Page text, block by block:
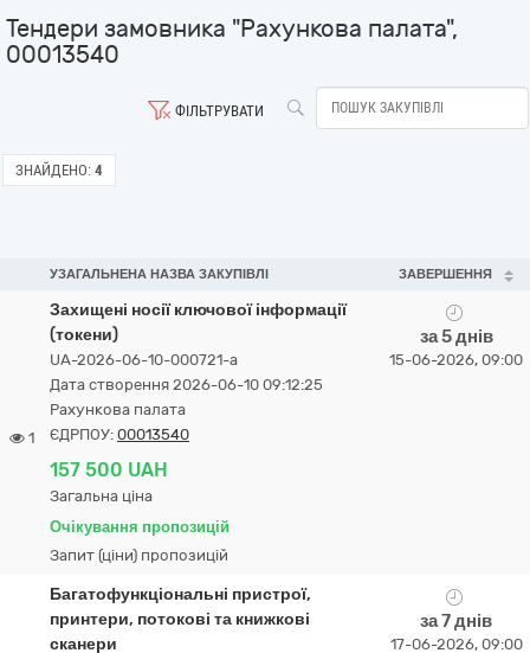
Тендери замовника "Рахункова палата",
00013540
ФІЛЬТРУВАТИ
ЗНАЙДЕНО: 4
УЗАГАЛЬНЕНА НАЗВА ЗАКУПІВЛІ ЗАВЕРШЕННЯ
1
Захищені носії ключової інформації
(токени)
UA-2026-06-10-000721-a
Дата створення 2026-06-10 09:12:25
Рахункова палата
ЄДРПОУ: 00013540
157 500 UAH
Загальна ціна
Очікування пропозицій
Запит (ціни) пропозицій
за 5 днів
15-06-2026, 09:00
Багатофункціональні пристрої,
принтери, потокові та книжкові
сканери
за 7 днів
17-06-2026, 09:00